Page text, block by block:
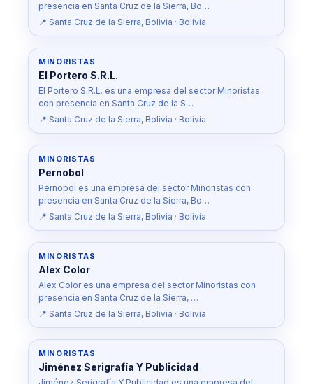
presencia en Santa Cruz de la Sierra, Bo…
📍 Santa Cruz de la Sierra, Bolivia · Bolivia
MINORISTAS
El Portero S.R.L.
El Portero S.R.L. es una empresa del sector Minoristas
con presencia en Santa Cruz de la S…
📍 Santa Cruz de la Sierra, Bolivia · Bolivia
MINORISTAS
Pernobol
Pernobol es una empresa del sector Minoristas con
presencia en Santa Cruz de la Sierra, Bo…
📍 Santa Cruz de la Sierra, Bolivia · Bolivia
MINORISTAS
Alex Color
Alex Color es una empresa del sector Minoristas con
presencia en Santa Cruz de la Sierra, …
📍 Santa Cruz de la Sierra, Bolivia · Bolivia
MINORISTAS
Jiménez Serigrafía Y Publicidad